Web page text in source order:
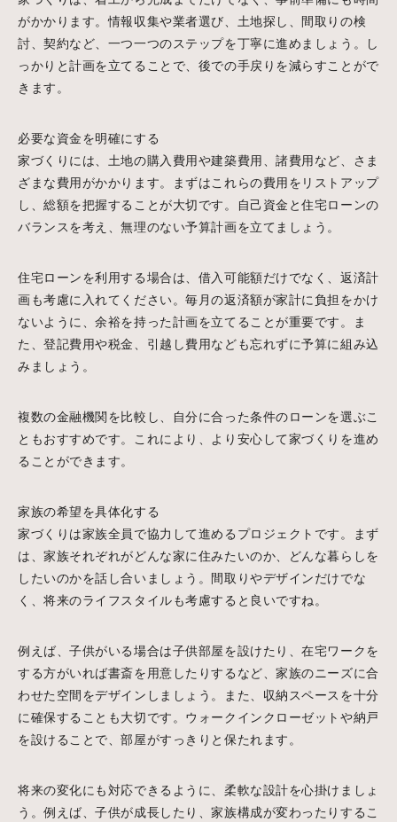
がかかります。情報収集や業者選び、土地探し、間取りの検
討、契約など、一つ一つのステップを丁寧に進めましょう。し
っかりと計画を立てることで、後での手戻りを減らすことがで
きます。
必要な資金を明確にする
家づくりには、土地の購入費用や建築費用、諸費用など、さま
ざまな費用がかかります。まずはこれらの費用をリストアップ
し、総額を把握することが大切です。自己資金と住宅ローンの
バランスを考え、無理のない予算計画を立てましょう。
住宅ローンを利用する場合は、借入可能額だけでなく、返済計
画も考慮に入れてください。毎月の返済額が家計に負担をかけ
ないように、余裕を持った計画を立てることが重要です。ま
た、登記費用や税金、引越し費用なども忘れずに予算に組み込
みましょう。
複数の金融機関を比較し、自分に合った条件のローンを選ぶこ
ともおすすめです。これにより、より安心して家づくりを進め
ることができます。
家族の希望を具体化する
家づくりは家族全員で協力して進めるプロジェクトです。まず
は、家族それぞれがどんな家に住みたいのか、どんな暮らしを
したいのかを話し合いましょう。間取りやデザインだけでな
く、将来のライフスタイルも考慮すると良いですね。
例えば、子供がいる場合は子供部屋を設けたり、在宅ワークを
する方がいれば書斎を用意したりするなど、家族のニーズに合
わせた空間をデザインしましょう。また、収納スペースを十分
に確保することも大切です。ウォークインクローゼットや納戸
を設けることで、部屋がすっきりと保たれます。
将来の変化にも対応できるように、柔軟な設計を心掛けましょ
う。例えば、子供が成長したり、家族構成が変わったりするこ